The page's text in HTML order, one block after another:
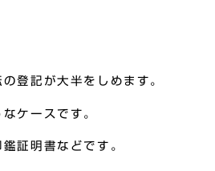
登記が大半をしめます。
ケースです。
証明書などです。